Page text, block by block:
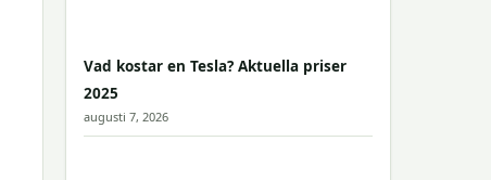
Vad kostar en Tesla? Aktuella priser
2025
augusti 7, 2026